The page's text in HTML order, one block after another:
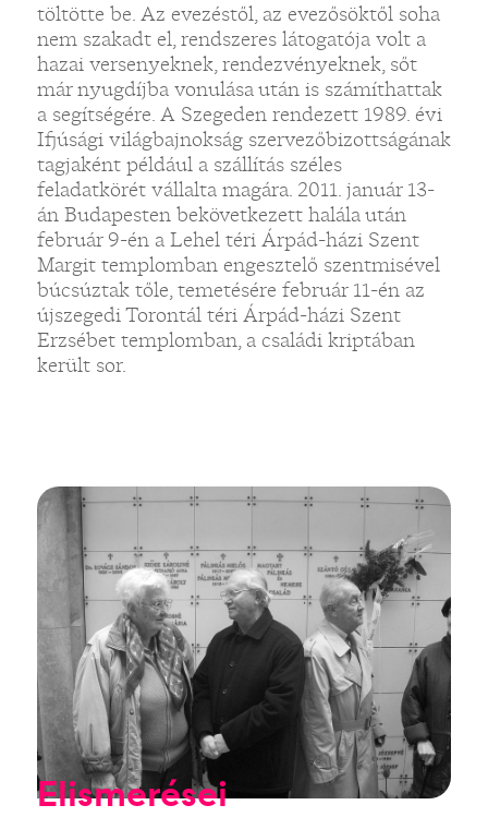
töltötte be. Az evezéstől, az evezősöktől soha
nem szakadt el, rendszeres látogatója volt a
hazai versenyeknek, rendezvényeknek, sőt
már nyugdíjba vonulása után is számíthattak
a segítségére. A Szegeden rendezett 1989. évi
Ifjúsági világbajnokság szervezőbizottságának
tagjaként például a szállítás széles
feladatkörét vállalta magára. 2011. január 13-
án Budapesten bekövetkezett halála után
február 9-én a Lehel téri Árpád-házi Szent
Margit templomban engesztelő szentmisével
búcsúztak tőle, temetésére február 11-én az
újszegedi Torontál téri Árpád-házi Szent
Erzsébet templomban, a családi kriptában
került sor.
Elismerései